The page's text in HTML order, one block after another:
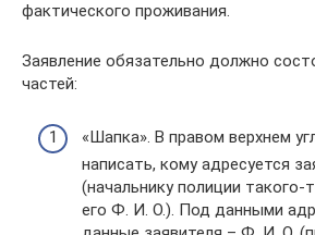
фактического проживания.
Заявление обязательно должно
частей:
«Шапка». В правом верхнем
написать, кому адресуется
(начальнику полиции такого-
его Ф. И. О.). Под данными